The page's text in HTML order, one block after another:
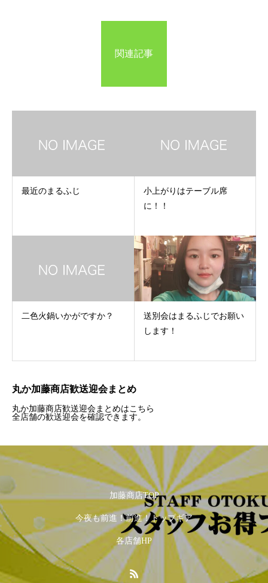
関連記事
最近のまるふじ
小上がりはテーブル席
に！！
二色火鍋いかがですか？
送別会はまるふじでお願い
します！
丸か加藤商店歓送迎会まとめ
丸か加藤商店歓送迎会まとめはこちら
全店舗の歓送迎会を確認できます。
加藤商店TOP
今夜も前進！前進！トップギア
各店舗HP